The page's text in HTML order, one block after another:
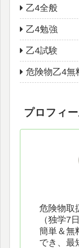
乙4全般
乙4勉強
乙4試験
危険物乙4
プロフィ
危険物取
（独学7
簡単＆無
でき、最